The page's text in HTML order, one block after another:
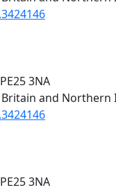
3NA
and Northern
3NA